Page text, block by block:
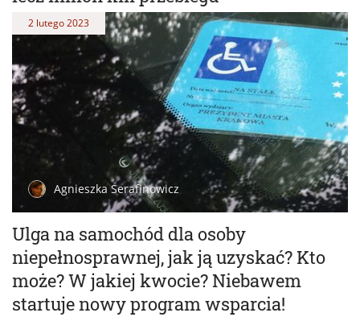
Ulga na samochód dla osoby
niepełnosprawnej, jak ją uzyskać? Kto
może? W jakiej kwocie? Niebawem
startuje nowy program wsparcia!
2 lutego 2023
Agnieszka Serafinowicz